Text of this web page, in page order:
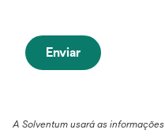
Enviar
A Solventum usará as